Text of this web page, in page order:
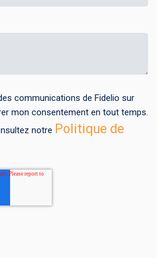
communications de Fidelio sur
mon consentement en tout temps.
notre Politique de